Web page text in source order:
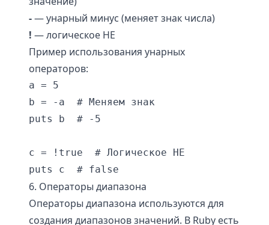
-— унарный минус (меняет знак числа)
! — логическое НЕ
Пример использования унарных
операторов:
a = 5
b = -a  # Меняем знак
puts b  # -5
c = !true  # Логическое НЕ
6. Операторы диапазона
Операторы диапазона используются для
создания диапазонов значений. В Ruby есть